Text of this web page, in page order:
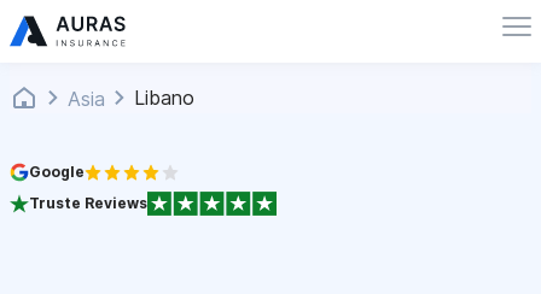
Asia Libano
Google
Truste Reviews